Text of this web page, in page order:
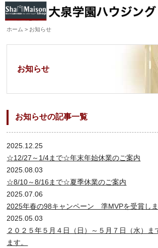
ホーム > お知らせ
お知らせ
お知らせの記事一覧
2025.12.25
☆12/27～1/4まで☆年末年始休業のご案内
2025.08.03
☆8/10～8/16まで☆夏季休業のご案内
2025.07.06
2025年春の98キャンペーン 準MVPを受賞しま
2025.05.03
２０２５年５月４日（日）～５月７日（水）ま
ます。